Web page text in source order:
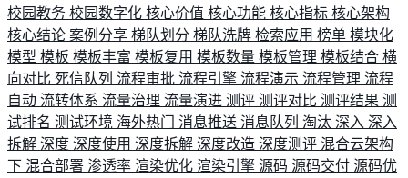
校园教务 校园数字化 核心价值 核心功能 核心指标 核心架构
核心结论 案例分享 梯队划分 梯队洗牌 检索应用 榜单 模块化
模型 模板 模板丰富 模板复用 模板数量 模板管理 模板结合 横
向对比 死信队列 流程审批 流程引擎 流程演示 流程管理 流程
自动 流转体系 流量治理 流量演进 测评 测评对比 测评结果 测
试排名 测试环境 海外热门 消息推送 消息队列 淘汰 深入 深入
拆解 深度 深度使用 深度拆解 深度改造 深度测评 混合云架构
下 混合部署 渗透率 渲染优化 渲染引擎 源码 源码交付 源码优